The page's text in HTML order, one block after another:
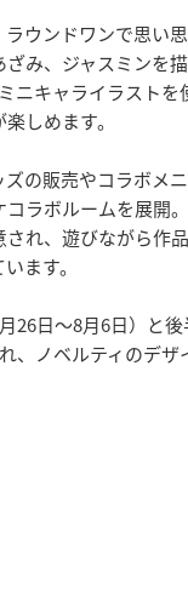
ウンドワンで思い
み、ジャスミンを
ニキャライラストを
しめます。
の販売やコラボメ
ラボルームを展開
れ、遊びながら作
ます。
26日〜8月6日）と
、ノベルティのデザ